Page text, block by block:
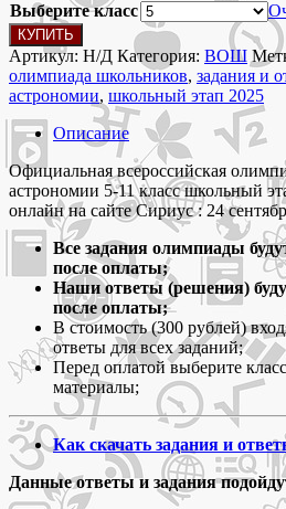
Выберите класс
Количество
товара
24
сентября
2025 Олимпиада
Сириус
по
астрономии
школьный
этап
2025
задания
ответы
11
классов
группа
КУПИТЬ
Артикул: Н/Д Категория: ВОШ
олимпиада школьников, задания и
астрономии, школьный этап 2025
Описание
Официальная всероссийская
астрономии 5-11 класс школьный
онлайн на сайте Сириус : 24
Все задания олимпиады
после оплаты;
Наши ответы (решения)
после оплаты;
В стоимость (300 рублей)
ответы для всех заданий;
Перед оплатой выберите
материалы;
Как скачать задания и
Данные ответы и задания